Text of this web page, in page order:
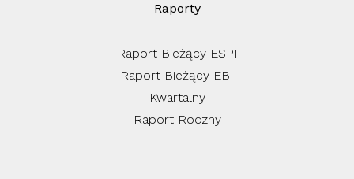
Raporty
Raport Bieżący ESPI
Raport Bieżący EBI
Kwartalny
Raport Roczny